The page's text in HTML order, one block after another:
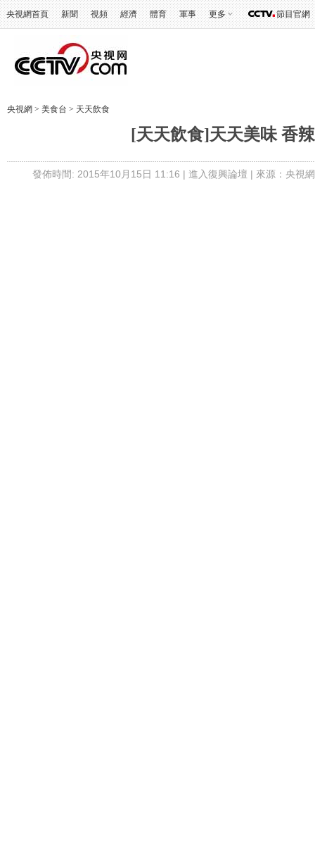
央視網首頁 新聞 視頻 經濟 體育 軍事 更多 節目官網
央視網 > 美食台 > 天天飲食
[天天飲食]天天美味 香
發佈時間: 2015年10月15日 11:16 | 進入復興論壇 | 來源：央視